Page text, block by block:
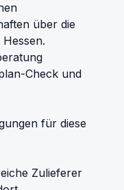
über die
Check und
für diese
Zulieferer